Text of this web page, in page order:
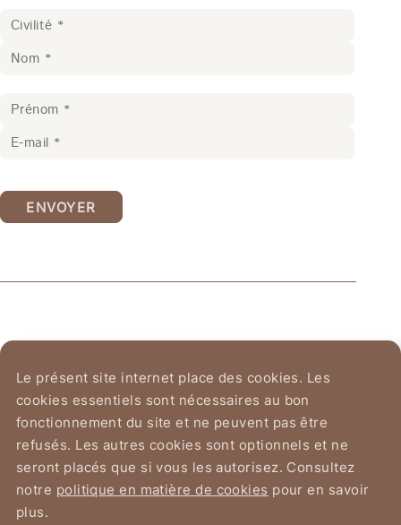
Ordre Équestre du
Saint-Sépulcre de Jérusalem
Avenue du Chant d'Oiseau 2
1150 Bruxelles
ENVOYER
Le présent site internet place des cookies. Les
cookies essentiels sont nécessaires au bon
fonctionnement du site et ne peuvent pas être
refusés. Les autres cookies sont optionnels et ne
seront placés que si vous les autorisez. Consultez
notre politique en matière de cookies pour en savoir
plus.